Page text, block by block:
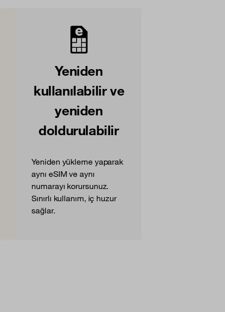
Yeniden
kullanılabilir ve
yeniden
doldurulabilir
Yeniden yükleme yaparak
aynı eSIM ve aynı
numarayı korursunuz.
Sınırlı kullanım, iç huzur
sağlar.